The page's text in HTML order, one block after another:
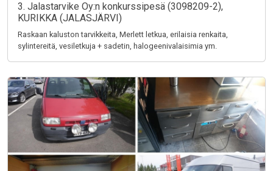
3. Jalastarvike Oy:n konkurssipesä (3098209-2),
KURIKKA (JALASJÄRVI)
Raskaan kaluston tarvikkeita, Merlett letkua, erilaisia renkaita,
sylintereitä, vesiletkuja + sadetin, halogeenivalaisimia ym.